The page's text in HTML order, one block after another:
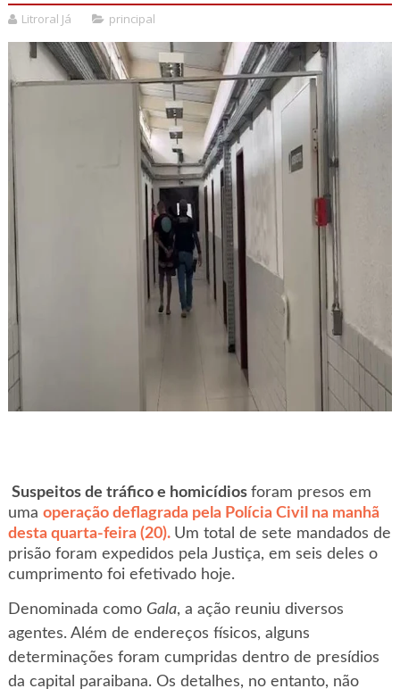
Litroral Já principal
Suspeitos de tráfico e homicídios foram presos em
uma operação deflagrada pela Polícia Civil na manhã
desta quarta-feira (20). Um total de sete mandados de
prisão foram expedidos pela Justiça, em seis deles o
cumprimento foi efetivado hoje.
Denominada como Gala, a ação reuniu diversos
agentes. Além de endereços físicos, alguns
determinações foram cumpridas dentro de presídios
da capital paraibana. Os detalhes, no entanto, não